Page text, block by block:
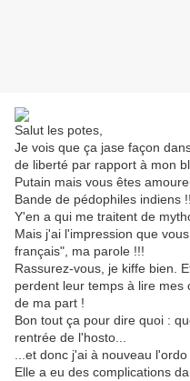
Salut les potes,
Je vois que ça jase façon
de liberté par rapport à mon
Putain mais vous êtes
Bande de pédophiles indiens
Y'en a qui me traitent de
Mais j'ai l'impression que
français", ma parole !!!
Rassurez-vous, je kiffe bien.
perdent leur temps à lire
de ma part !
Bon tout ça pour dire quoi :
rentrée de l'hosto...
...et donc j'ai à nouveau l'ordo
Elle a eu des complications